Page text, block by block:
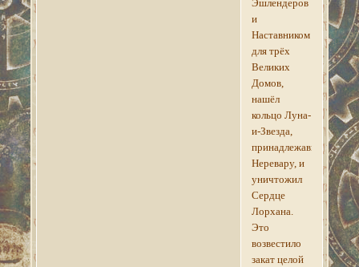
Эшлендеров
и
Наставником
для трёх
Великих
Домов,
нашёл
кольцо Луна-
и-Звезда,
принадлежавшее
Неревару, и
уничтожил
Сердце
Лорхана.
Это
возвестило
закат целой